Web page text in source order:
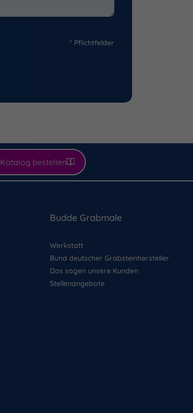
* Pflichtfelder
Katalog bestellen
Budde Grabmale
Werkstatt
Bund deutscher Grabsteinhersteller
Das sagen unsere Kunden
Stellenangebote